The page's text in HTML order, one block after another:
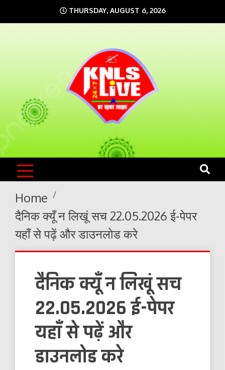
to
THURSDAY, AUGUST 6, 2026
KNLS LIVE
India`s No.1 News Portal
Home
दैनिक क्यूँ न लिखूं सच 22.05.2026 ई-पेपर
यहाँ से पढ़ें और डाउनलोड करे
दैनिक क्यूँ न लिखूं सच
22.05.2026 ई-पेपर
यहाँ से पढ़ें और
डाउनलोड करे